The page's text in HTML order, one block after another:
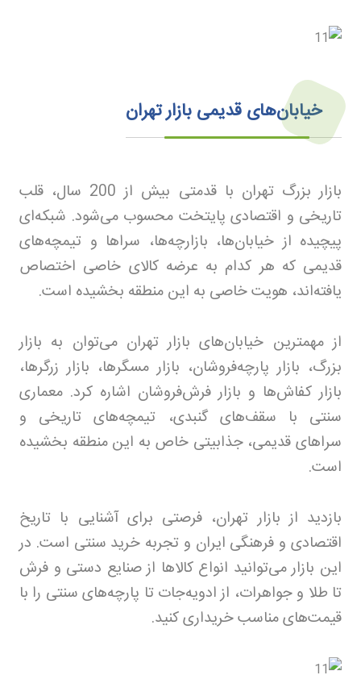
خیابان‌های قدیمی بازار تهران
بازار بزرگ تهران با قدمتی بیش از 200 سال، قلب
تاریخی و اقتصادی پایتخت محسوب می‌شود. شبکه‌ای
پیچیده از خیابان‌ها، بازارچه‌ها، سراها و تیمچه‌های
قدیمی که هر کدام به عرضه کالای خاصی اختصاص
یافته‌اند، هویت خاصی به این منطقه بخشیده است.
از مهمترین خیابان‌های بازار تهران می‌توان به بازار
بزرگ، بازار پارچه‌فروشان، بازار مسگرها، بازار زرگرها،
بازار کفاش‌ها و بازار فرش‌فروشان اشاره کرد. معماری
سنتی با سقف‌های گنبدی، تیمچه‌های تاریخی و
سراهای قدیمی، جذابیتی خاص به این منطقه بخشیده
است.
بازدید از بازار تهران، فرصتی برای آشنایی با تاریخ
اقتصادی و فرهنگی ایران و تجربه خرید سنتی است. در
این بازار می‌توانید انواع کالاها از صنایع دستی و فرش
تا طلا و جواهرات، از ادویه‌جات تا پارچه‌های سنتی را با
قیمت‌های مناسب خریداری کنید.